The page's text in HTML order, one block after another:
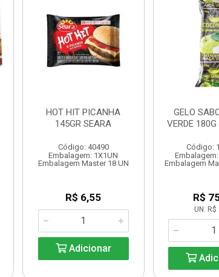
HOT HIT PICANHA
145GR SEARA
Código: 40490
Embalagem: 1X1UN
Embalagem Master 18 UN
R$ 6,55
Adicionar
GELO
VERDE
Código:
Embalagem
R$
UN: R$